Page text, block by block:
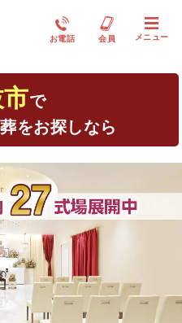
お電話 会員 メニュー
で
をお探しなら